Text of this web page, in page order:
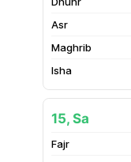
15, Sa